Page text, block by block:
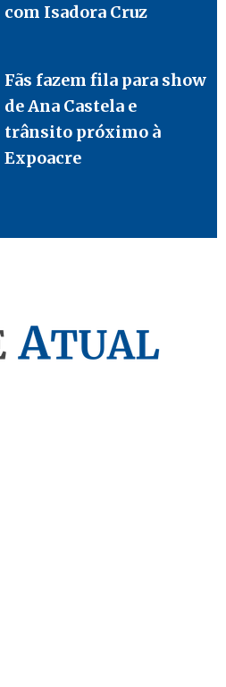
com Isadora Cruz
Fãs fazem fila para show
de Ana Castela e
trânsito próximo à
Expoacre